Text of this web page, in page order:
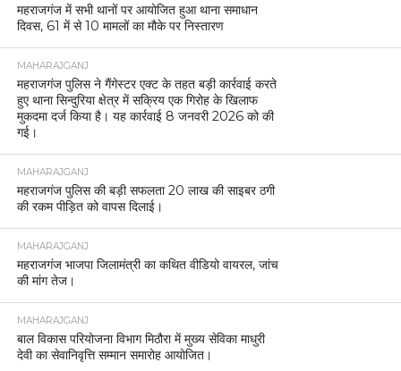
महराजगंज में सभी थानों पर आयोजित हुआ थाना समाधान
दिवस, 61 में से 10 मामलों का मौके पर निस्तारण
MAHARAJGANJ
महराजगंज पुलिस ने गैंगेस्टर एक्ट के तहत बड़ी कार्रवाई करते
हुए थाना सिन्दुरिया क्षेत्र में सक्रिय एक गिरोह के खिलाफ
मुकदमा दर्ज किया है। यह कार्रवाई 8 जनवरी 2026 को की
गई।
MAHARAJGANJ
महराजगंज पुलिस की बड़ी सफलता 20 लाख की साइबर ठगी
की रकम पीड़ित को वापस दिलाई।
MAHARAJGANJ
महराजगंज भाजपा जिलामंत्री का कथित वीडियो वायरल, जांच
की मांग तेज।
MAHARAJGANJ
बाल विकास परियोजना विभाग मिठौरा में मुख्य सेविका माधुरी
देवी का सेवानिवृत्ति सम्मान समारोह आयोजित।